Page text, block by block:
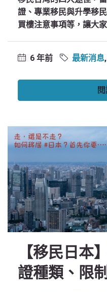
證、專業移民與升學移
買樓注意事項等，讓大
6 年前 最新消息,
【移民日本
證種類、限